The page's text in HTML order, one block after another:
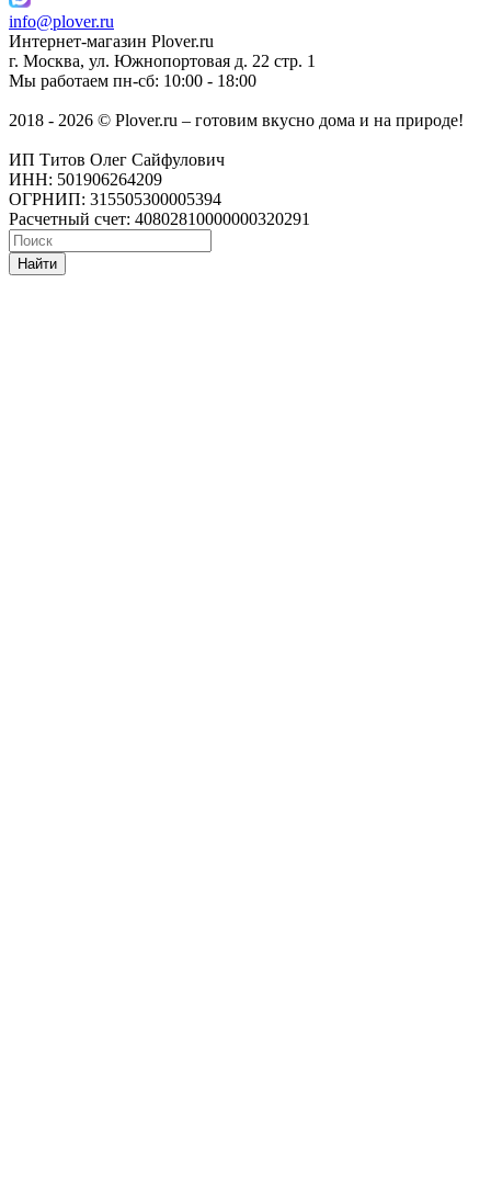
info@plover.ru
Интернет-магазин Plover.ru
г. Москва, ул. Южнопортовая д. 22 стр. 1
Мы работаем пн-сб: 10:00 - 18:00
2018 - 2026 © Plover.ru – готовим вкусно дома и на природе!
ИП Титов Олег Сайфулович
ИНН: 501906264209
ОГРНИП: 315505300005394
Расчетный счет: 40802810000000320291
Найти